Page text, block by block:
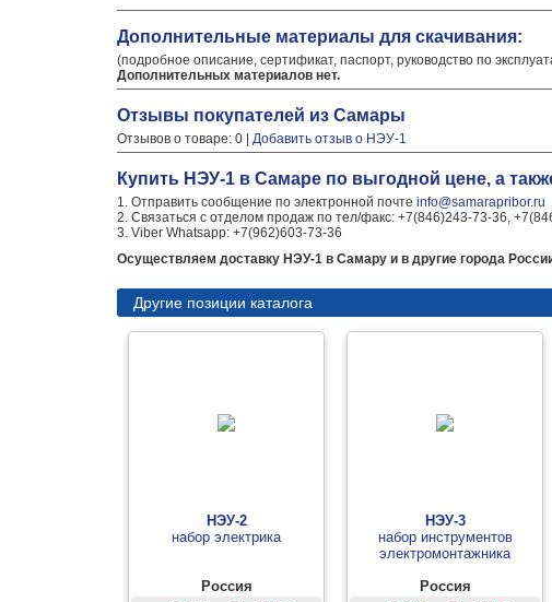
Дополнительные материалы для скачивания:
(подробное описание, сертификат, паспорт, руководство по
Дополнительных материалов нет.
Отзывы покупателей из Самары
Отзывов о товаре: 0 | Добавить отзыв о НЭУ-1
Купить НЭУ-1 в Самаре по выгодной цене, а
1. Отправить сообщение по электронной почте info@samarapribor.ru
2. Связаться с отделом продаж по тел/факс: +7(846)243-73-36,
3. Viber Whatsapp: +7(962)603-73-36
Осуществляем доставку НЭУ-1 в Самару и в другие города
Другие позиции каталога
НЭУ-2
набор электрика
Россия
НЭУ-3
набор инструментов
электромонтажника
Россия